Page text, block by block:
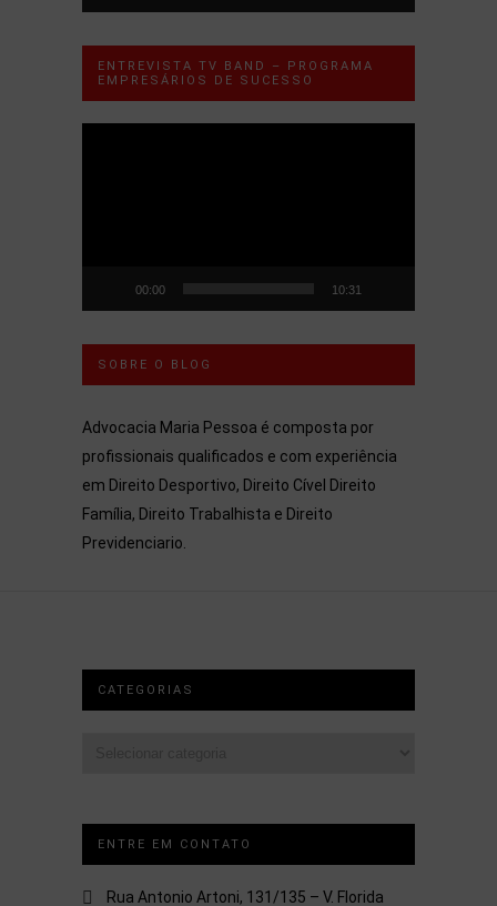
ENTREVISTA TV BAND – PROGRAMA
EMPRESÁRIOS DE SUCESSO
00:00 10:31
SOBRE O BLOG
Advocacia Maria Pessoa é composta por
profissionais qualificados e com experiência
em Direito Desportivo, Direito Cível Direito
Família, Direito Trabalhista e Direito
Previdenciario.
CATEGORIAS
ENTRE EM CONTATO
Rua Antonio Artoni, 131/135 – V. Florida